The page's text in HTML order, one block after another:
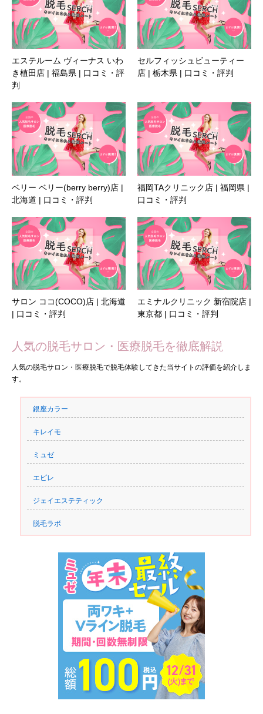
エステルーム ヴィーナス いわ
き植田店 | 福島県 | 口コミ・評
判
セルフィッシュビューティー
店 | 栃木県 | 口コミ・評判
ベリー ベリー(berry berry)店 |
北海道 | 口コミ・評判
福岡TAクリニック店 | 福岡県 |
口コミ・評判
サロン ココ(COCO)店 | 北海道
| 口コミ・評判
エミナルクリニック 新宿院店 |
東京都 | 口コミ・評判
人気の脱毛サロン・医療脱毛を徹底解説
人気の脱毛サロン・医療脱毛で脱毛体験してきた当サイトの評価を紹介しま
す。
銀座カラー
キレイモ
ミュゼ
エピレ
ジェイエステティック
脱毛ラボ